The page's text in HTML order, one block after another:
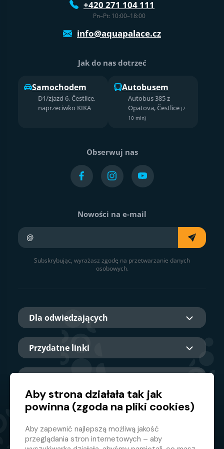
+420 271 104 111
Pn–Pt: 10:00–18:00
info@aquapalace.cz
Jak do nas dotrzeć
Samochodem
D1/zjazd 6, Čestlice,
naprzeciwko KIKA
Autobusem
Autobus 385 z
Opatova, Čestlice (7–
10 min)
Obserwuj nas
Nowości na e-mail
Subskrybując, wyrażasz zgodę na przetwarzanie danych
osobowych.
Dla odwiedzających
Przydatne linki
Główny partner
Aby strona działała tak jak
powinna (zgoda na pliki cookies)
Aby zapewnić najlepszą możliwą jakość
przeglądania stron internetowych – aby